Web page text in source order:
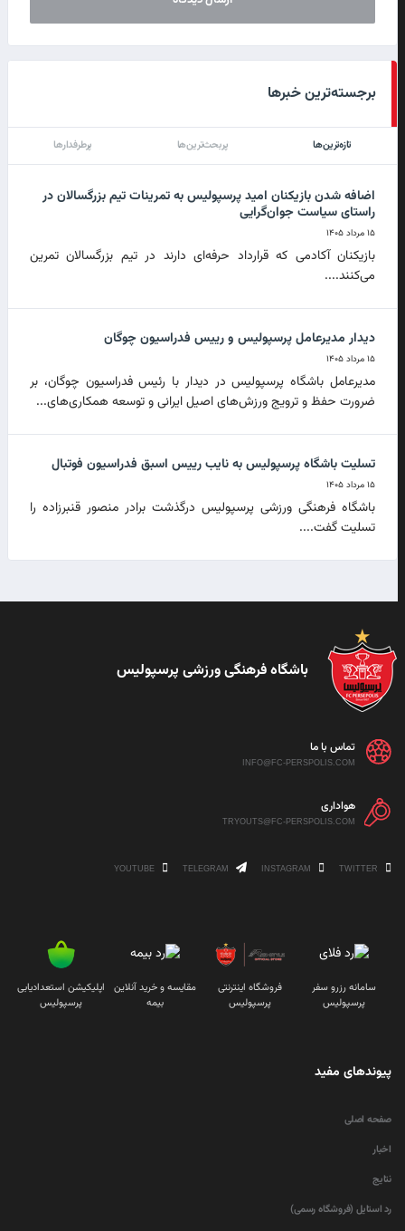
برجسته‌ترین خبرها
تازه‌ترین‌ها پربحث‌ترین‌ها پرطرفدارها
اضافه شدن بازیکنان امید پرسپولیس به تمرینات تیم بزرگسالان در
راستای سیاست جوان‌گرایی
۱۵ مرداد ۱۴۰۵
بازیکنان آکادمی که قرارداد حرفه‌ای دارند در تیم بزرگسالان تمرین
می‌کنند....
دیدار مدیرعامل پرسپولیس و رییس فدراسیون چوگان
۱۵ مرداد ۱۴۰۵
مدیرعامل باشگاه پرسپولیس در دیدار با رئیس فدراسیون چوگان، بر
ضرورت حفظ و ترویج ورزش‌های اصیل ایرانی و توسعه همکاری‌های...
تسلیت باشگاه پرسپولیس به نایب رییس اسبق فدراسیون فوتبال
۱۵ مرداد ۱۴۰۵
باشگاه فرهنگی ورزشی پرسپولیس درگذشت برادر منصور قنبرزاده را
تسلیت گفت....
باشگاه فرهنگی ورزشی پرسپولیس
تماس با ما
INFO@FC-PERSPOLIS.COM
هواداری
TRYOUTS@FC-PERSPOLIS.COM
سامانه رزرو سفر
پرسپولیس
فروشگاه اینترنتی
پرسپولیس
مقایسه و خرید آنلاین
بیمه
اپلیکیشن استعدادیابی
پرسپولیس
پیوندهای مفید
صفحه اصلی
اخبار
نتایج
رد استایل (فروشگاه رسمی)